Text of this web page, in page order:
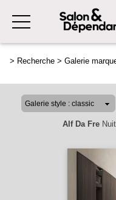
> Recherche > Galerie
Alf Da FreNuit